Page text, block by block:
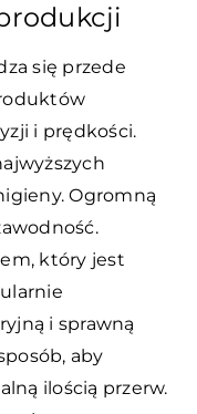
się przede
i prędkości.
Ogromną
który jest
i sprawną
aby
ilością przerw.